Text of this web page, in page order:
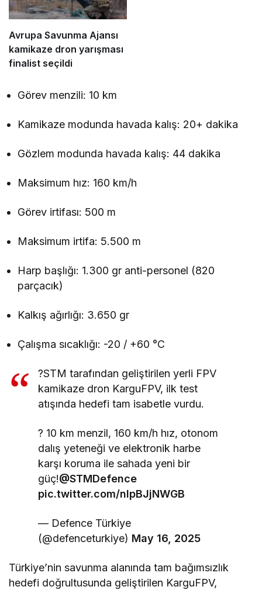
Avrupa Savunma Ajansı
kamikaze dron yarışması
finalist seçildi
Görev menzili: 10 km
Kamikaze modunda havada kalış: 20+ dakika
Gözlem modunda havada kalış: 44 dakika
Maksimum hız: 160 km/h
Görev irtifası: 500 m
Maksimum irtifa: 5.500 m
Harp başlığı: 1.300 gr anti-personel (820
parçacık)
Kalkış ağırlığı: 3.650 gr
Çalışma sıcaklığı: -20 / +60 °C
?STM tarafından geliştirilen yerli FPV
kamikaze dron KarguFPV, ilk test
atışında hedefi tam isabetle vurdu.
? 10 km menzil, 160 km/h hız, otonom
dalış yeteneği ve elektronik harbe
karşı koruma ile sahada yeni bir
güç!@STMDefence
pic.twitter.com/nIpBJjNWGB
— Defence Türkiye
(@defenceturkiye) May 16, 2025
Türkiye’nin savunma alanında tam bağımsızlık
hedefi doğrultusunda geliştirilen KarguFPV,